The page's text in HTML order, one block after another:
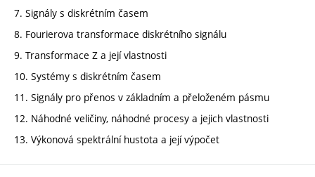
7. Signály s diskrétním časem
8. Fourierova transformace diskrétního signálu
9. Transformace Z a její vlastnosti
10. Systémy s diskrétním časem
11. Signály pro přenos v základním a přeloženém pásmu
12. Náhodné veličiny, náhodné procesy a jejich vlastnosti
13. Výkonová spektrální hustota a její výpočet